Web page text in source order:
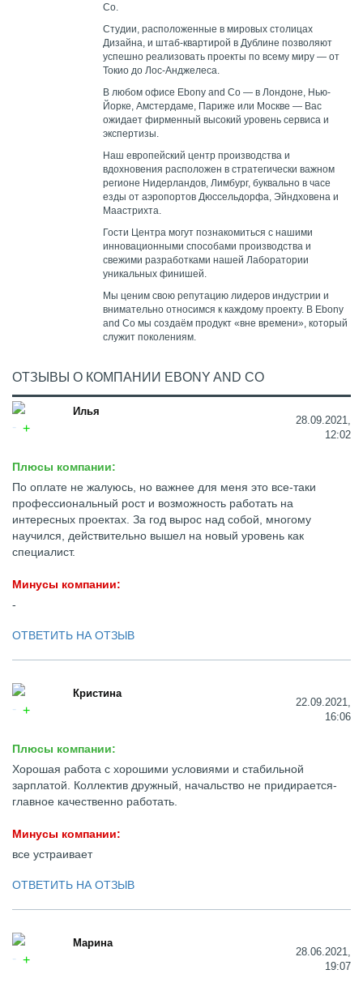
Co.
Студии, расположенные в мировых столицах
Дизайна, и штаб-квартирой в Дублине позволяют
успешно реализовать проекты по всему миру — от
Токио до Лос-Анджелеса.
В любом офисе Ebony and Co — в Лондоне, Нью-
Йорке, Амстердаме, Париже или Москве — Вас
ожидает фирменный высокий уровень сервиса и
экспертизы.
Наш европейский центр производства и
вдохновения расположен в стратегически важном
регионе Нидерландов, Лимбург, буквально в часе
езды от аэропортов Дюссельдорфа, Эйндховена и
Маастрихта.
Гости Центра могут познакомиться с нашими
инновационными способами производства и
свежими разработками нашей Лаборатории
уникальных финишей.
Мы ценим свою репутацию лидеров индустрии и
внимательно относимся к каждому проекту. В Ebony
and Co мы создаём продукт «вне времени», который
служит поколениям.
ОТЗЫВЫ О КОМПАНИИ EBONY AND CO
Илья
28.09.2021,
12:02
Плюсы компании:
По оплате не жалуюсь, но важнее для меня это все-таки
профессиональный рост и возможность работать на
интересных проектах. За год вырос над собой, многому
научился, действительно вышел на новый уровень как
специалист.
Минусы компании:
-
ОТВЕТИТЬ НА ОТЗЫВ
Кристина
22.09.2021,
16:06
Плюсы компании:
Хорошая работа с хорошими условиями и стабильной
зарплатой. Коллектив дружный, начальство не придирается-
главное качественно работать.
Минусы компании:
все устраивает
ОТВЕТИТЬ НА ОТЗЫВ
Марина
28.06.2021,
19:07